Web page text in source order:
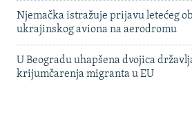
Njemačka istražuje prijavu letećeg
ukrajinskog aviona na aerodromu
U Beogradu uhapšena dvojica
krijumčarenja migranta u EU